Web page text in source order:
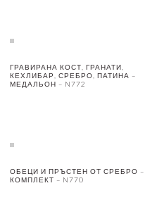
ГРАВИРАНА КОСТ, ГРАНАТИ,
КЕХЛИБАР, СРЕБРО, ПАТИНА –
МЕДАЛЬОН – N772
ОБЕЦИ И ПРЪСТЕН ОТ СРЕБРО –
КОМПЛЕКТ – N770